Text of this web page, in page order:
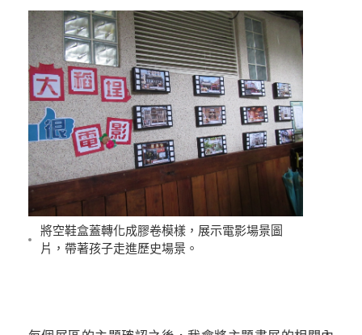
將空鞋盒蓋轉化成膠卷模樣，展示電影場景圖
片，帶著孩子走進歷史場景。